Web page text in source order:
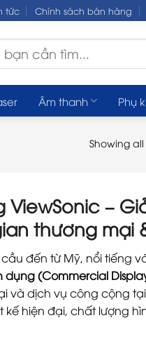
tức Chính sách bán hàng
Âm thanh Phụ
Showing all
–
thương mại
đến từ Mỹ, nổi tiếng
dụng (Commercial
và dịch vụ công cộng
hiện đại, chất lượng